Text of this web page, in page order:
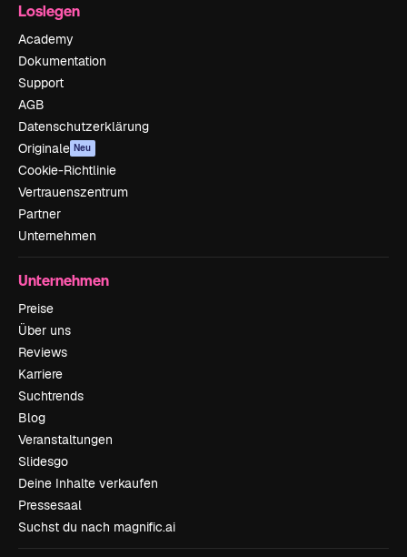
Loslegen
Academy
Dokumentation
Support
AGB
Datenschutzerklärung
Originale Neu
Cookie-Richtlinie
Vertrauenszentrum
Partner
Unternehmen
Unternehmen
Preise
Über uns
Reviews
Karriere
Suchtrends
Blog
Veranstaltungen
Slidesgo
Deine Inhalte verkaufen
Pressesaal
Suchst du nach magnific.ai